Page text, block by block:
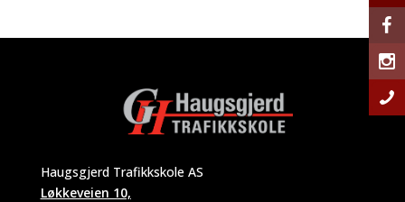
Haugsgjerd Trafikkskole AS
Løkkeveien 10,